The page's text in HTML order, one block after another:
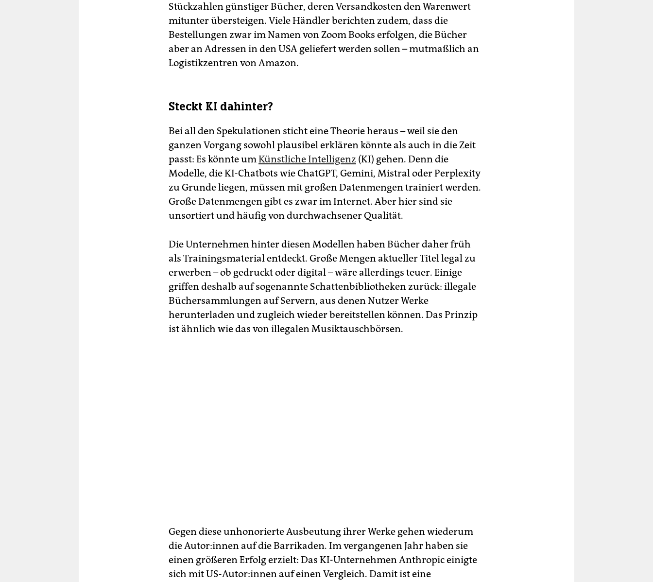
Stückzahlen günstiger Bücher, deren Versandkosten den Warenwert
mitunter übersteigen. Viele Händler berichten zudem, dass die
Bestellungen zwar im Namen von Zoom Books erfolgen, die Bücher
aber an Adressen in den USA geliefert werden sollen – mutmaßlich an
Logistikzentren von Amazon.
Steckt KI dahinter?
Bei all den Spekulationen sticht eine Theorie heraus – weil sie den
ganzen Vorgang sowohl plausibel erklären könnte als auch in die Zeit
passt: Es könnte umKünstliche Intelligenz (KI) gehen. Denn die
Modelle, die KI-Chatbots wie ChatGPT, Gemini, Mistral oder Perplexity
zu Grunde liegen, müssen mit großen Datenmengen trainiert werden.
Große Datenmengen gibt es zwar im Internet. Aber hier sind sie
unsortiert und häufig von durchwachsener Qualität.
Die Unternehmen hinter diesen Modellen haben Bücher daher früh
als Trainingsmaterial entdeckt. Große Mengen aktueller Titel legal zu
erwerben – ob gedruckt oder digital – wäre allerdings teuer. Einige
griffen deshalb auf sogenannte Schattenbibliotheken zurück: illegale
Büchersammlungen auf Servern, aus denen Nutzer Werke
herunterladen und zugleich wieder bereitstellen können. Das Prinzip
ist ähnlich wie das von illegalen Musiktauschbörsen.
Gegen diese unhonorierte Ausbeutung ihrer Werke gehen wiederum
die Au­to­r:in­nen auf die Barrikaden. Im vergangenen Jahr haben sie
einen größeren Erfolg erzielt: Das KI-Unternehmen Anthropic einigte
sich mit US-Autor:innen auf einen Vergleich. Damit ist eine